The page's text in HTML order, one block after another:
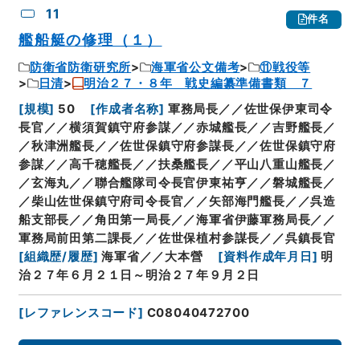
11 件名
艦船艇の修理（１）
防衛省防衛研究所 海軍省公文備考
⑪戦役等
日清
明治２７・８年 戦史編纂準備書類 ７
[規模] 50 [作成者名称] 軍務局長／／佐世保伊東司令
長官／／横須賀鎮守府参謀／／赤城艦長／／吉野艦長／
／秋津洲艦長／／佐世保鎮守府参謀長／／佐世保鎮守府
参謀／／高千穂艦長／／扶桑艦長／／平山八重山艦長／
／玄海丸／／聯合艦隊司令長官伊東祐亨／／磐城艦長／
／柴山佐世保鎮守府司令長官／／矢部海門艦長／／呉造
船支部長／／角田第一局長／／海軍省伊藤軍務局長／／
軍務局前田第二課長／／佐世保植村参謀長／／呉鎮長官
[組織歴/履歴] 海軍省／／大本營 [資料作成年月日 ] 明
治２７年６月２１日～明治２７年９月２日
[レファレンスコード] C08040472700